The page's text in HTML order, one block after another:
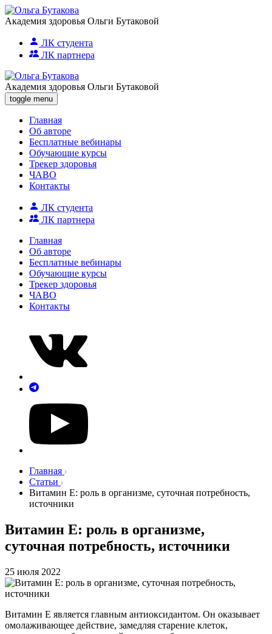
Академия здоровья Ольги Бутаковой
ЛК студента
ЛК партнера
Академия здоровья Ольги Бутаковой
toggle menu
Главная
Об авторе
Бесплатные вебинары
Обучающие курсы
Трекер здоровья
ЧАВО
Контакты
ЛК студента
ЛК партнера
Главная
Об авторе
Бесплатные вебинары
Обучающие курсы
Трекер здоровья
ЧАВО
Контакты
Главная
Статьи
Витамин E: роль в организме, суточная потребность,
источники
Витамин E: роль в организме,
суточная потребность, источники
25 июля 2022
Витамин Е является главным антиоксидантом. Он оказывает
омолаживающее действие, замедляя старение клеток,